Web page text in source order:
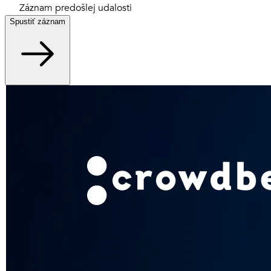
Záznam predošlej udalosti
Spustiť záznam